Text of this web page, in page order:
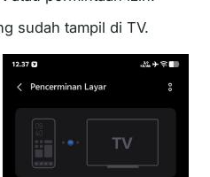
sudah tampil di TV.